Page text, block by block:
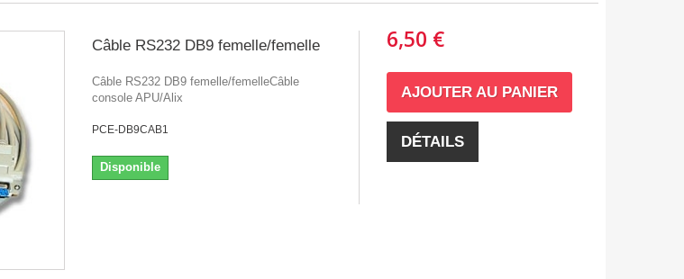
Câble RS232 DB9 femelle/femelle
Câble RS232 DB9 femelle/femelleCâble
console APU/Alix
PCE-DB9CAB1
Disponible
6,50 €
AJOUTER AU PANIER
DÉTAILS